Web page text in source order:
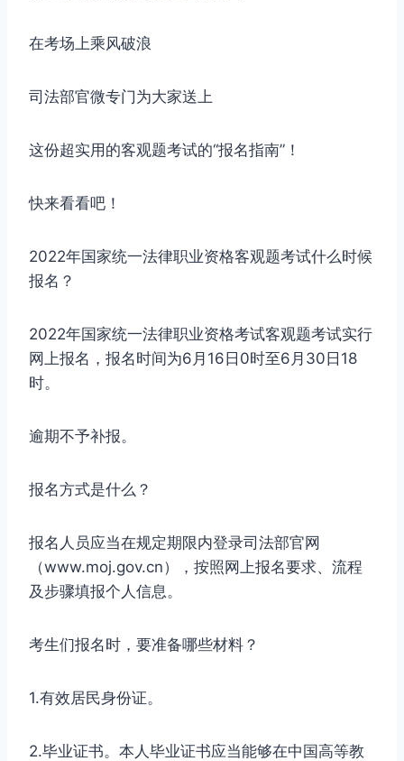
在考场上乘风破浪
司法部官微专门为大家送上
这份超实用的客观题考试的“报名指南”！
快来看看吧！
2022年国家统一法律职业资格客观题考试什么时候
报名？
2022年国家统一法律职业资格考试客观题考试实行
网上报名，报名时间为6月16日0时至6月30日18
时。
逾期不予补报。
报名方式是什么？
报名人员应当在规定期限内登录司法部官网
（www.moj.gov.cn），按照网上报名要求、流程
及步骤填报个人信息。
考生们报名时，要准备哪些材料？
1.有效居民身份证。
2.毕业证书。本人毕业证书应当能够在中国高等教